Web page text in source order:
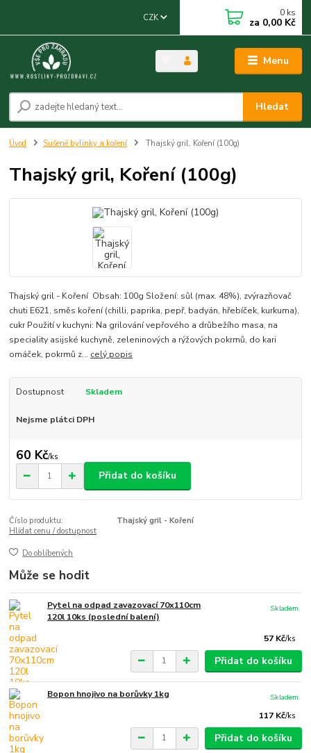
Menu
CZK
Hledat
0 ks
za 0,00 Kč
Úvod Sušené bylinky a koření Thajský gril, Koření (100g)
Thajský gril, Koření (100g)
Thajský gril - Koření Obsah: 100g Složení: sůl (max. 48%), zvýrazňovač
chuti E621, směs koření (chilli, paprika, pepř, badyán, hřebíček, kurkuma),
cukr Použití v kuchyni: Na grilování vepřového a drůbežího masa, na
speciality asijské kuchyně, zeleninových a rýžových pokrmů, do kari
omáček, pokrmů z... celý popis
Dostupnost Skladem
Nejsme plátci DPH
60 Kč/ks
Přidat do košíku
Číslo produktu:
Thajský gril - Koření
Hlídat cenu / dostupnost
Do oblíbených
Může se hodit
Pytel na odpad zavazovací 70x110cm
120l 10ks (poslední balení)
57 Kč/ks
Skladem
Přidat do košíku
Bopon hnojivo na borůvky 1kg
117 Kč/ks
Skladem
Přidat do košíku